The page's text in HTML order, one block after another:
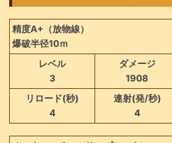
精度A+（放物線）
爆破半径10ｍ
レベル
3
ダメージ
1908
リロード(秒)
4
連射(発/秒)
4